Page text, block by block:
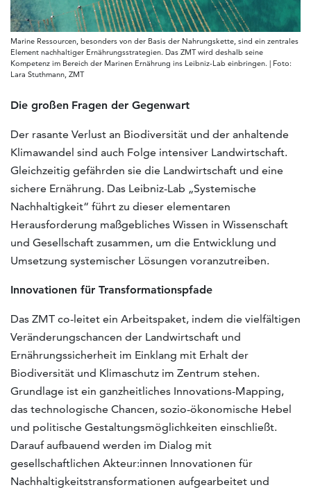
Marine Ressourcen, besonders von der Basis der Nahrungskette, sind ein zentrales
Element nachhaltiger Ernährungsstrategien. Das ZMT wird deshalb seine
Kompetenz im Bereich der Marinen Ernährung ins Leibniz-Lab einbringen. | Foto:
Lara Stuthmann, ZMT
Die großen Fragen der Gegenwart
Der rasante Verlust an Biodiversität und der anhaltende
Klimawandel sind auch Folge intensiver Landwirtschaft.
Gleichzeitig gefährden sie die Landwirtschaft und eine
sichere Ernährung. Das Leibniz-Lab „Systemische
Nachhaltigkeit“ führt zu dieser elementaren
Herausforderung maßgebliches Wissen in Wissenschaft
und Gesellschaft zusammen, um die Entwicklung und
Umsetzung systemischer Lösungen voranzutreiben.
Innovationen für Transformationspfade
Das ZMT co-leitet ein Arbeitspaket, indem die vielfältigen
Veränderungschancen der Landwirtschaft und
Ernährungssicherheit im Einklang mit Erhalt der
Biodiversität und Klimaschutz im Zentrum stehen.
Grundlage ist ein ganzheitliches Innovations-Mapping,
das technologische Chancen, sozio-ökonomische Hebel
und politische Gestaltungsmöglichkeiten einschließt.
Darauf aufbauend werden im Dialog mit
gesellschaftlichen Akteur:innen Innovationen für
Nachhaltigkeitstransformationen aufgearbeitet und